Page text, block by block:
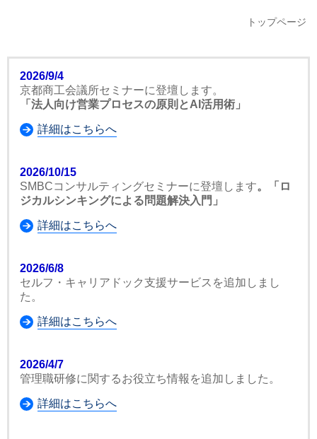
トップページ
2026/9/4
京都商工会議所セミナーに登壇します。
「法人向け営業プロセスの原則とAI活用術」
詳細はこちらへ
2026/10/15
SMBCコンサルティングセミナーに登壇します。「ロ
ジカルシンキングによる問題解決入門」
詳細はこちらへ
2026/6/8
セルフ・キャリアドック支援サービスを追加しまし
た。
詳細はこちらへ
2026/4/7
管理職研修に関するお役立ち情報を追加しました。
詳細はこちらへ